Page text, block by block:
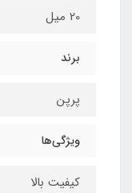
۲0 میل
برند
پرپن
ویژگی‌ها
کیفیت بالا